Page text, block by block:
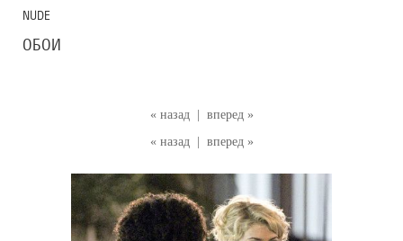
« назад
вперед »
« назад
вперед »
NUDE
ОБОИ